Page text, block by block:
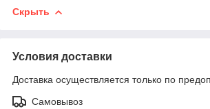
Скрыть
Условия доставки
Доставка осуществляется только по
Самовывоз